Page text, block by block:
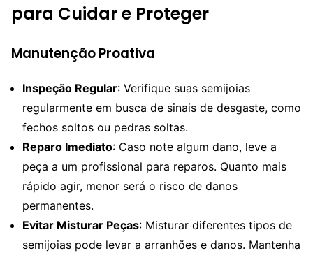
para Cuidar e Proteger
Manutenção Proativa
Inspeção Regular: Verifique suas semijoias
regularmente em busca de sinais de desgaste, como
fechos soltos ou pedras soltas.
Reparo Imediato: Caso note algum dano, leve a
peça a um profissional para reparos. Quanto mais
rápido agir, menor será o risco de danos
permanentes.
Evitar Misturar Peças: Misturar diferentes tipos de
semijoias pode levar a arranhões e danos. Mantenha